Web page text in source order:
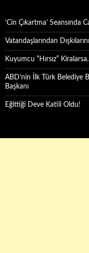
‘Cin Çıkartma’ Seansında
Vatandaşlarından
Kuyumcu “Hırsız”
ABD’nin İlk Türk Belediye
Başkanı
Eğittiği Deve Katili Oldu!